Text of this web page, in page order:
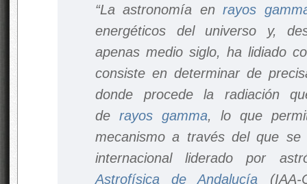
“La astronomía enrayos
energéticos del universo y,
apenas medio siglo, ha lidiado
consiste en determinar de
donde procede la radiación
de rayos gamma, lo que
mecanismo a través del que se
internacional liderado por
Astrofísica de Andalucía (IAA-